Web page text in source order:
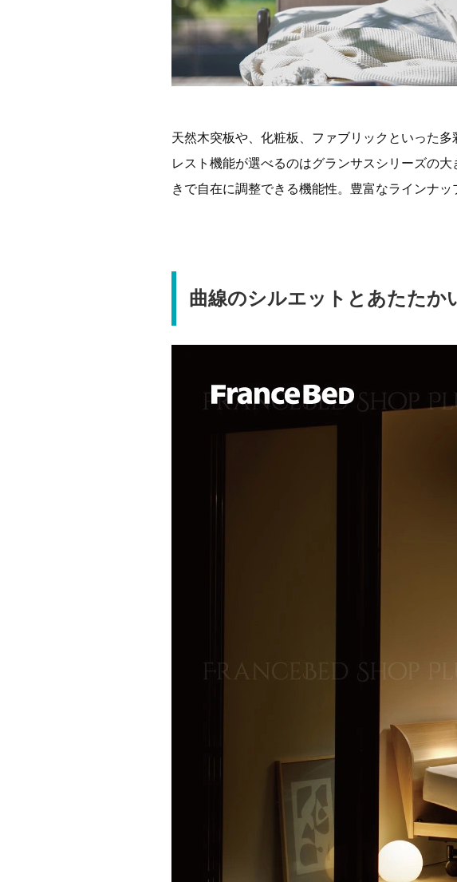
天然木突板や、化粧板、ファブリックといった
レスト機能が選べるのはグランサスシリーズの
きで自在に調整できる機能性。豊富なラインナ
曲線のシルエットとあたたか